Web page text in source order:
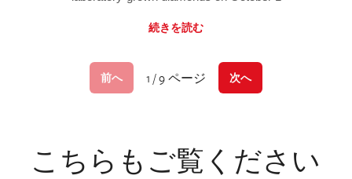
続きを読む
前へ 1 / 9 ページ 次へ
こちらもご覧ください